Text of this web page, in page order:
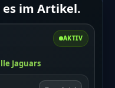
es im Artikel.
AKTIV
Jaguars